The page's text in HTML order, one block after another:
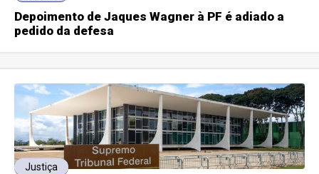
Depoimento de Jaques Wagner à PF é adiado a
pedido da defesa
Justiça